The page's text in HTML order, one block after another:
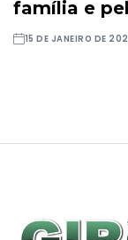
família e
15 DE JANEIRO DE